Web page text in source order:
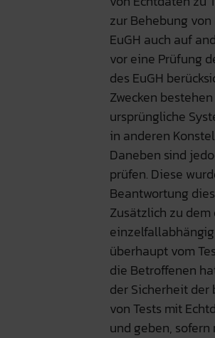
zur Behebung
EuGH auch auf
vor eine Prüfung
des EuGH
Zwecken
ursprüngliche
in anderen
Daneben sind
prüfen. Diese
Beantwortung
Zusätzlich zu
überhaupt vom
die Betroffenen
der Sicherheit der
von Tests mit
und geben,